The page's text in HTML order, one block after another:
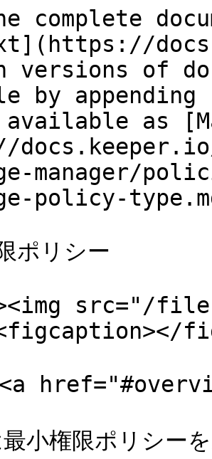
complete
versions of
by
as
manager/
policy-
ポリシー
src="/files/
小権限ポリシー